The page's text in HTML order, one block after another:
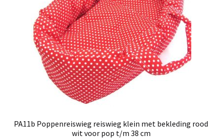
PA11b Poppenreiswieg reiswieg klein met bekleding rood
wit voor pop t/m 38 cm